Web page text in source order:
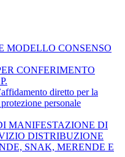
MODELLO CONSENSO
CONFERIMENTO
diretto per la
personale
MANIFESTAZIONE DI
DISTRIBUZIONE
SNAK, MERENDE E